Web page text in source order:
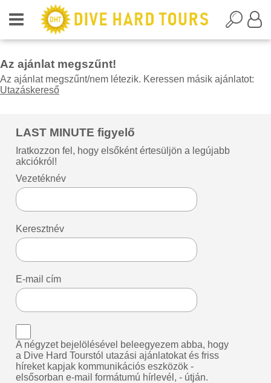
Az ajánlat megszűnt!
Az ajánlat megszűnt/nem létezik. Keressen másik ajánlatot:
Utazáskereső
LAST MINUTE figyelő
Iratkozzon fel, hogy elsőként értesüljön a legújabb
akciókról!
Vezetéknév
Keresztnév
E-mail cím
A négyzet bejelölésével beleegyezem abba, hogy
a Dive Hard Tourstól utazási ajánlatokat és friss
híreket kapjak kommunikációs eszközök -
elsősorban e-mail formátumú hírlevél, - útján.